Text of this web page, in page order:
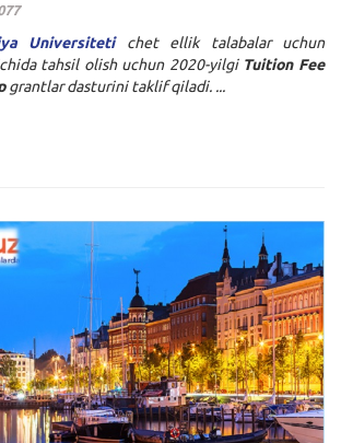
Universitetichet ellik talabalar uchun
tahsil olish uchun 2020-yilgi Tuition Fee
grantlar dasturini taklif qiladi. ...